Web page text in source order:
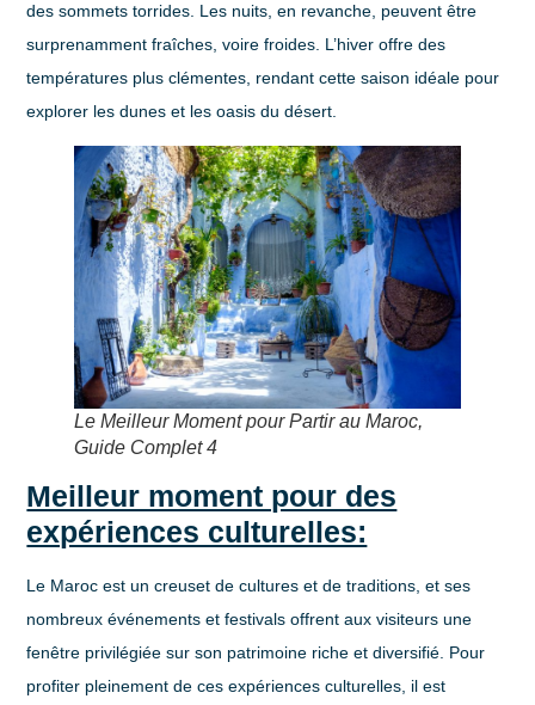
des sommets torrides. Les nuits, en revanche, peuvent être
surprenamment fraîches, voire froides. L’hiver offre des
températures plus clémentes, rendant cette saison idéale pour
explorer les dunes et les oasis du désert.
Le Meilleur Moment pour Partir au Maroc,
Guide Complet 4
Meilleur moment pour des
expériences culturelles:
Le Maroc est un creuset de cultures et de traditions, et ses
nombreux événements et festivals offrent aux visiteurs une
fenêtre privilégiée sur son patrimoine riche et diversifié. Pour
profiter pleinement de ces expériences culturelles, il est